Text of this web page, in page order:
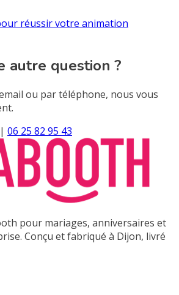
réussir votre animation
autre question ?
ou par téléphone, nous vous
| 06 25 82 95 43
pour mariages, anniversaires et
Conçu et fabriqué à Dijon, livré